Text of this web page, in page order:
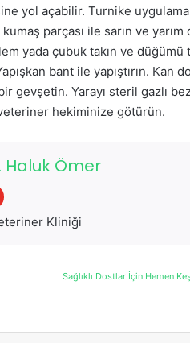
yol açabilir. Turnike
parçası ile sarın ve
yada çubuk takın ve düğümü
bant ile yapıştırın. Kan
gevşetin. Yarayı steril gazlı
hekiminize götürün.
Haluk Ömer
Kliniği
Sağlıklı Dostlar İçin Hemen